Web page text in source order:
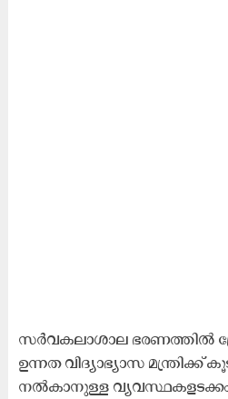
സർവകലാശാല ഭരണത്തിൽ
ഉന്നത വിദ്യാഭ്യാസ
നൽകാനുള്ള